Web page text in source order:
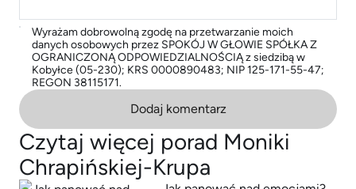
Wyrażam dobrowolną zgodę na przetwarzanie moich
danych osobowych przez SPOKÓJ W GŁOWIE SPÓŁKA Z
OGRANICZONĄ ODPOWIEDZIALNOŚCIĄ z siedzibą w
Kobyłce (05-230); KRS 0000890483; NIP 125-171-55-47;
REGON 38115171.
Dodaj komentarz
Czytaj więcej porad Moniki
Chrapińskiej-Krupa